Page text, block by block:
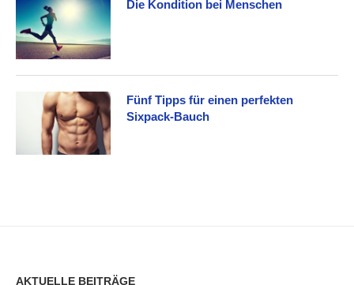
Die Kondition bei Menschen
Fünf Tipps für einen perfekten
Sixpack-Bauch
AKTUELLE BEITRÄGE